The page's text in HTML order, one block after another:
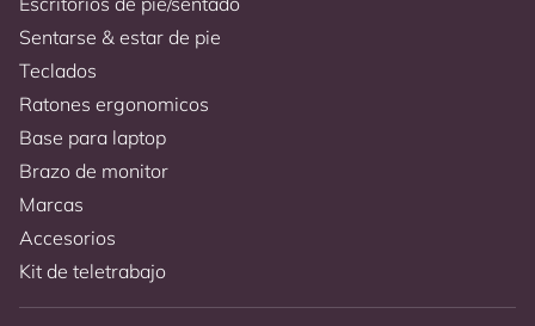
Sentarse & estar de pie
Teclados
Ratones ergonomicos
Base para laptop
Brazo de monitor
Marcas
Accesorios
Kit de teletrabajo